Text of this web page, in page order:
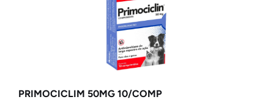
PRIMOCICLIM 50MG 10/COMP